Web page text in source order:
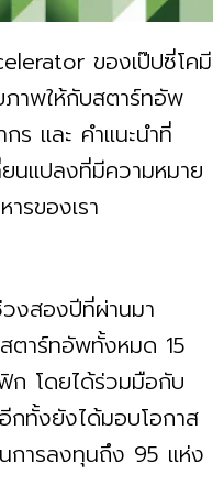
ของเป๊ปซี่โคมี
ภาพให้กับสตาร์ทอัพ
ร และ คำแนะนำที่
ยนแปลงที่มีความหมาย
รของเรา
งสองปีที่ผ่านมา
ตาร์ทอัพทั้งหมด 15
ก โดยได้ร่วมมือกับ
กทั้งยังได้มอบโอกาส
การลงทุนถึง 95 แห่ง